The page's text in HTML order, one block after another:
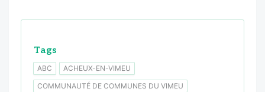
Tags
ABC
ACHEUX-EN-VIMEU
COMMUNAUTÉ DE COMMUNES DU VIMEU